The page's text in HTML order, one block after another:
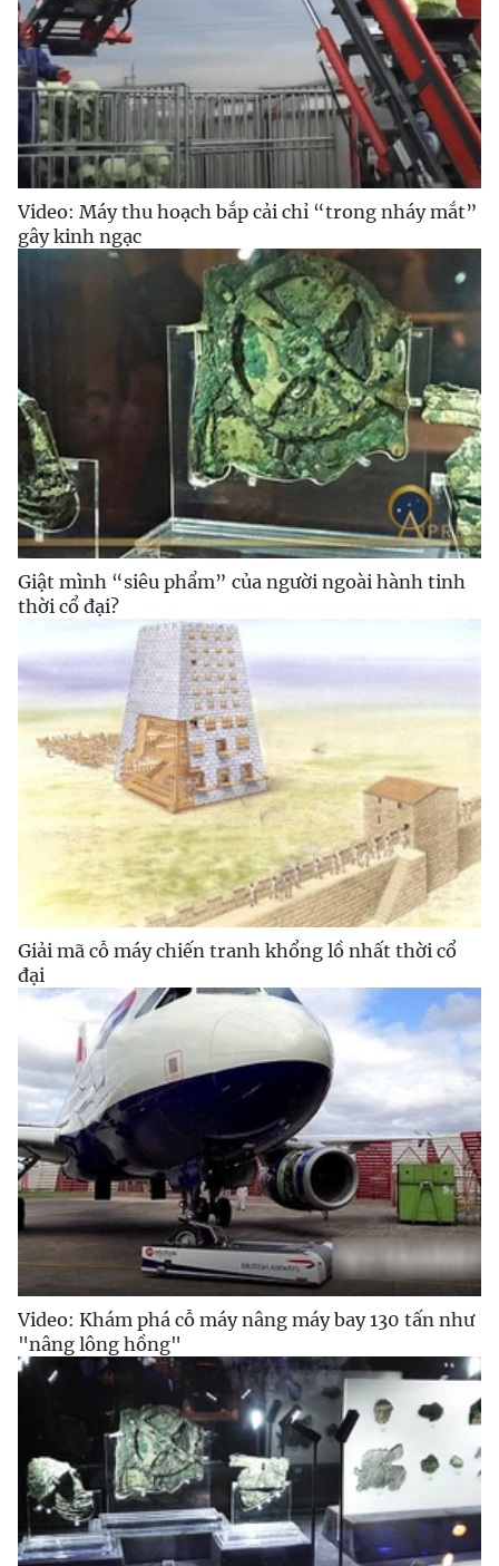
Video: Máy thu hoạch bắp cải chỉ “trong nháy mắt”
gây kinh ngạc
Giật mình “siêu phẩm” của người ngoài hành tinh
thời cổ đại?
Giải mã cỗ máy chiến tranh khổng lồ nhất thời cổ
đại
Video: Khám phá cỗ máy nâng máy bay 130 tấn như
"nâng lông hồng"